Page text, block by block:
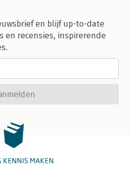
en blijf up-to-date
en recensies, inspirerende
KENNIS MAKEN